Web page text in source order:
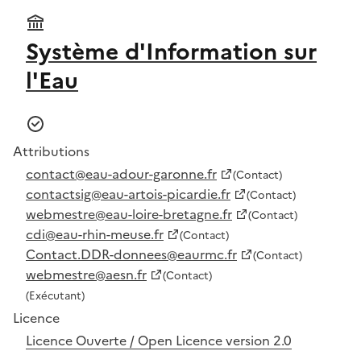
Système d'Information sur
l'Eau
Attributions
contact@eau-adour-garonne.fr
(Contact)
contactsig@eau-artois-picardie.fr (Contact)
webmestre@eau-loire-bretagne.fr (Contact)
cdi@eau-rhin-meuse.fr (Contact)
Contact.DDR-donnees@eaurmc.fr (Contact)
webmestre@aesn.fr
(Contact)
(Exécutant)
Licence
Licence Ouverte / Open Licence version 2.0